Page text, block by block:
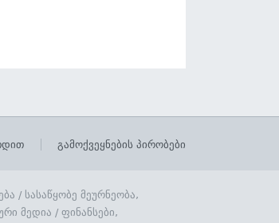
გამოქვეყნების პირობები
/ სასაწყობე მეურნეობა,
მედია / ფინანსები,